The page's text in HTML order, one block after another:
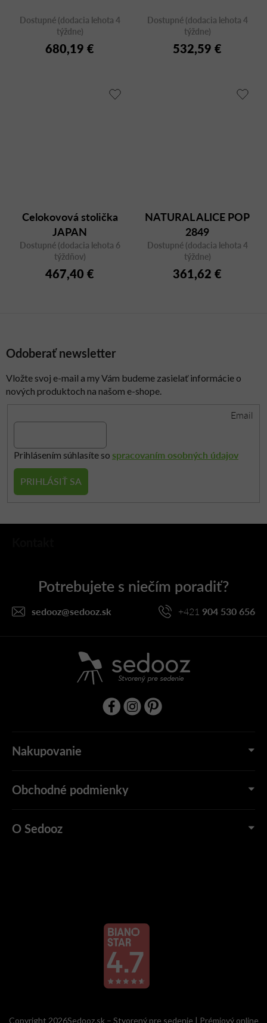
Dostupné (dodacia lehota 4
týždne)
680,19 €
Dostupné (dodacia lehota 4
týždne)
532,59 €
Celokovová stolička
JAPAN
Dostupné (dodacia lehota 6
týždňov)
467,40 €
NATURAL ALICE POP
2849
Dostupné (dodacia lehota 4
týždne)
361,62 €
Odoberať newsletter
Vložte svoj e-mail a my Vám budeme zasielať informácie o
nových produktoch na našom e-shope.
Email
Prihlásením súhlasíte so spracovaním osobných údajov
PRIHLÁSIŤ SA
Z
sedooz@sedooz.sk +421 904 530 656
Nakupovanie
Obchodné podmienky
O Sedooz
Copyright 2026Sedooz.sk – Stvorený pre sedenie | Prémiový online